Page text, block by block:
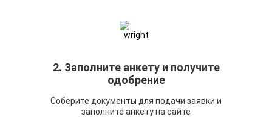
2. Заполните анкету и получите
одобрение
Соберите документы для подачи заявки и
заполните анкету на сайте